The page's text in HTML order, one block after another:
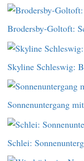
Brodersby-Goltoft:
Skyline Schleswig:
Sonnenuntergang
Schlei: